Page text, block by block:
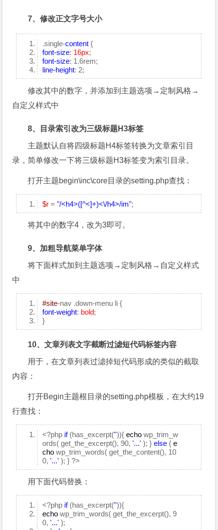
7、修改正文字号大小
.single-content {
font-size: 16px;
font-size: 1.6rem;
line-height: 2;
修改其中的数字，并添加到主题选项→定制风格→
自定义样式中
8、目录索引改为三级标题H3标签
主题默认自将四级标题H4标签转换为文章索引目
录，简单修改一下将三级标题H3标签变为索引目录。
打开主题begin\inc\core目录的setting.php查找：
$r ="/<h4>([^<]+)<\/h4>/im";
将其中的数字4，改为3即可。
9、加粗导航菜单字体
将下面样式加到主题选项→定制风格→自定义样式
中
#site-nav .down-menu li {
font-weight: bold;
}
10、文章列表文字截断过滤短代码标签内容
用于，在文章列表过滤掉短代码形成的类似的截取
内容：
打开Begin主题根目录的setting.php模板，在大约19
行查找：
<?php if(has_excerpt('')){echo wp_trim_w
ords( get_the_excerpt(), 90,'...' ); }else {e
cho wp_trim_words( get_the_content(), 10
0,'...' ); } ?>
用下面代码替换：
<?php if(has_excerpt('')){
echo wp_trim_words( get_the_excerpt(), 9
0,'...' );